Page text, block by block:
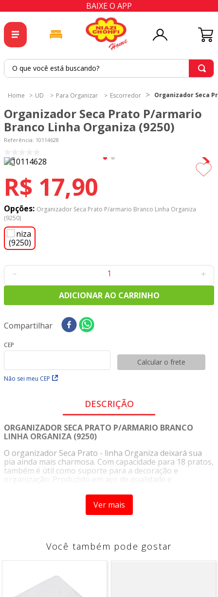
BAIXE O APP
O que você está buscando?
UD Para Organizar Escorredor Organizador Seca
Organizador Seca Prato P/armario
Branco Linha Organiza (9250)
Referência: 10114628
R$ 17,90
Opções: Organizador Seca Prato P/armario Branco Linha Organiza
(9250)
＋
－
ADICIONAR AO CARRINHO
Compartilhar
CEP
Não sei meu CEP
Calcular o frete
DESCRIÇÃO
ORGANIZADOR SECA PRATO P/ARMARIO BRANCO
LINHA ORGANIZA (9250)
O organizador Seca Prato - linha Organiza deixará sua
pia ainda mais charmosa. Com capacidade para 18 pratos,
também é útil como suporte para a decoração e
organização. Produzido em aço de qualidade e
para deixar sua casa mais moderna.
Branco
MEDIDAS APROXIMADAS:C. 29,2 X L. 19,2 X A. 8,3cm
CONTEM :1 Organizador seca prato p/armario - Linha
Organiza -
Ver mais
Você também pode gostar
2 º
tapete
cortina
6º
tecido tricoline
7º
percal
8º
9º
tecido oxford